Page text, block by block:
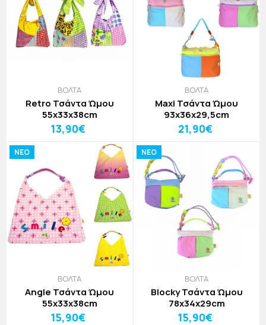
ΒΟΛΤΑ
Retro Τσάντα Ώμου
55x33x38cm
13,90€
ΒΟΛΤΑ
Maxi Τσάντα Ώμου
93x36x29,5cm
21,90€
NEO
ΒΟΛΤΑ
Angle Τσάντα Ώμου
55x33x38cm
15,90€
NEO
ΒΟΛΤΑ
Blocky Τσάντα Ώμου
78x34x29cm
15,90€